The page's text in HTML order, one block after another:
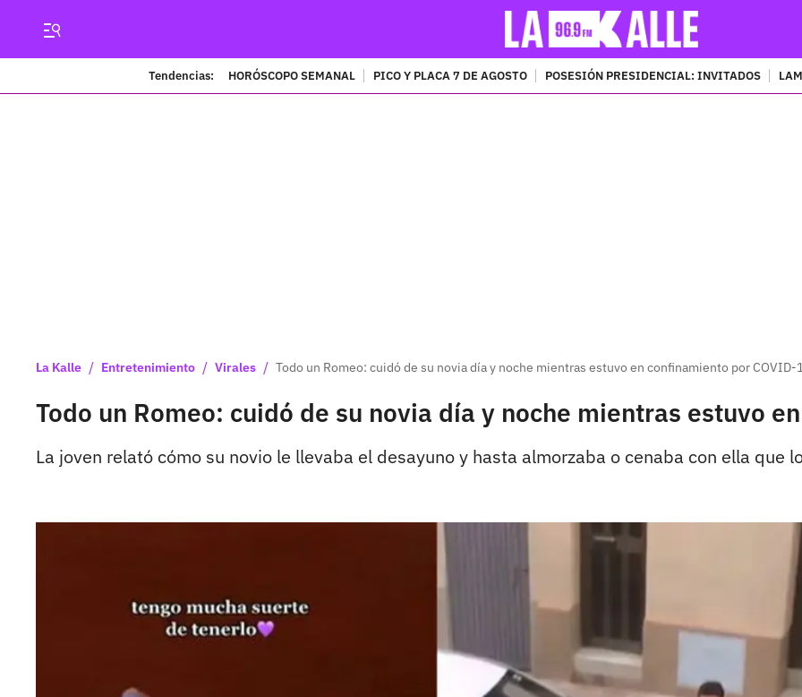
Tendencias: HORÓSCOPO SEMANAL PICO Y PLACA 7 DE AGOSTO POSESIÓN PRESIDENCIAL: INVITADOS
La Kalle / Entretenimiento / Virales / Todo un Romeo: cuidó de su novia día y noche mientras estuvo en confinamiento por COVID-
Todo un Romeo: cuidó de su novia día y noche mientras estuvo
La joven relató cómo su novio le llevaba el desayuno y hasta almorzaba o cenaba con ella que